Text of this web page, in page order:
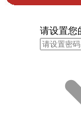
请设置您